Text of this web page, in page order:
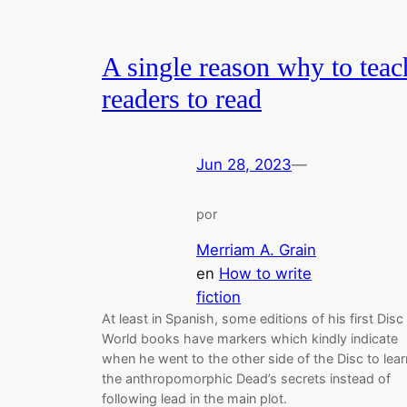
A single reason why to
readers to read
Jun 28, 2023—
por
Merriam A. Grain
en How to write
fiction
At least in Spanish, some editions of his first Disc
World books have markers which kindly indicate
when he went to the other side of the Disc to
the anthropomorphic Dead’s secrets instead of
following lead in the main plot.